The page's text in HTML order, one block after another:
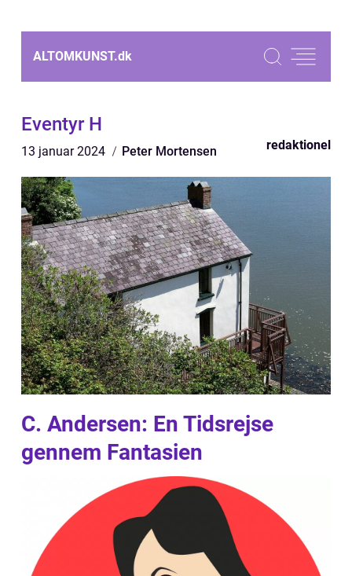
ALTOMKUNST.dk
Eventyr H
13 januar 2024 Peter Mortensen redaktionel
C. Andersen: En Tidsrejse
gennem Fantasien